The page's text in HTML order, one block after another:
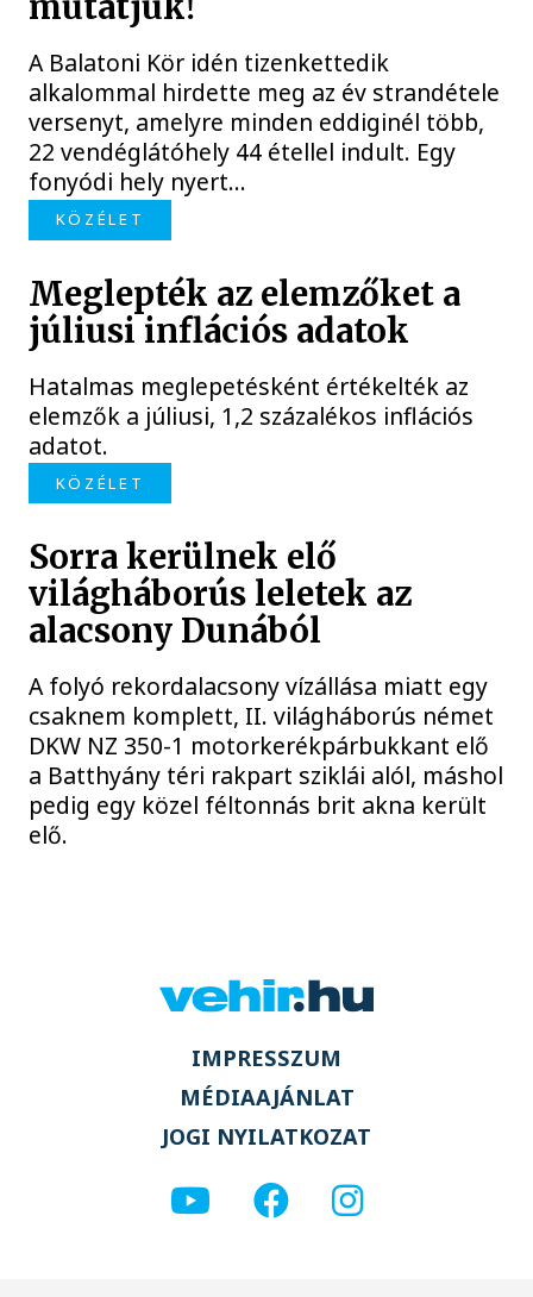
A Balatoni Kör idén tizenkettedik
alkalommal hirdette meg az év strandétele
versenyt, amelyre minden eddiginél több,
22 vendéglátóhely 44 étellel indult. Egy
fonyódi hely nyert...
KÖZÉLET
Meglepték az elemzőket a
júliusi inflációs adatok
Hatalmas meglepetésként értékelték az
elemzők a júliusi, 1,2 százalékos inflációs
adatot.
KÖZÉLET
Sorra kerülnek elő
világháborús leletek az
alacsony Dunából
A folyó rekordalacsony vízállása miatt egy
csaknem komplett, II. világháborús német
DKW NZ 350-1 motorkerékpárbukkant elő
a Batthyány téri rakpart sziklái alól, máshol
pedig egy közel féltonnás brit akna került
elő.
IMPRESSZUM
MÉDIAAJÁNLAT
JOGI NYILATKOZAT